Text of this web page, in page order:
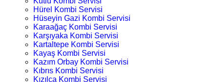
Hürel Kombi Servisi
Hüseyin Gazi Kombi Servisi
Karaağaç Kombi Servisi
Karşıyaka Kombi Servisi
Kartaltepe Kombi Servisi
Kayaş Kombi Servisi
Kazım Orbay Kombi Servisi
Kıbrıs Kombi Servisi
Kızılca Kombi Servisi